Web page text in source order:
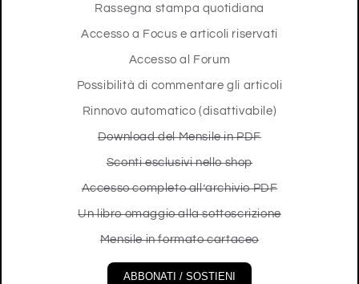
Rassegna stampa quotidiana
Accesso a Focus e articoli riservati
Accesso al Forum
Possibilità di commentare gli articoli
Rinnovo automatico (disattivabile)
Download del Mensile in PDF
Sconti esclusivi nello shop
Accesso completo all’archivio PDF
Un libro omaggio alla sottoscrizione
Mensile in formato cartaceo
ABBONATI / SOSTIENI